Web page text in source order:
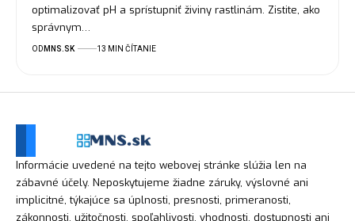
optimalizovať pH a sprístupniť živiny rastlinám. Zistite, ako
správnym…
OD MNS.SK 13 MIN ČÍTANIE
Informácie uvedené na tejto webovej stránke slúžia len na
zábavné účely. Neposkytujeme žiadne záruky, výslovné ani
implicitné, týkajúce sa úplnosti, presnosti, primeranosti,
zákonnosti, užitočnosti, spoľahlivosti, vhodnosti, dostupnosti ani